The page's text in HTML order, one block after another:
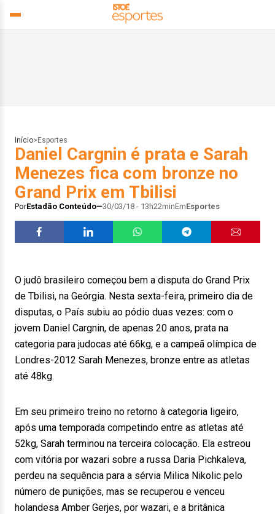
Início> Esportes
Daniel Cargnin é prata e Sarah
Menezes fica com bronze no
Grand Prix em Tbilisi
PorEstadão Conteúdo 30/03/18 - 13h22minEmEsportes
O judô brasileiro começou bem a disputa do Grand Prix
de Tbilisi, na Geórgia. Nesta sexta-feira, primeiro dia de
disputas, o País subiu ao pódio duas vezes: com o
jovem Daniel Cargnin, de apenas 20 anos, prata na
categoria para judocas até 66kg, e a campeã olímpica de
Londres-2012 Sarah Menezes, bronze entre as atletas
até 48kg.
Em seu primeiro treino no retorno à categoria ligeiro,
após uma temporada competindo entre as atletas até
52kg, Sarah terminou na terceira colocação. Ela estreou
com vitória por wazari sobre a russa Daria Pichkaleva,
perdeu na sequência para a sérvia Milica Nikolic pelo
número de punições, mas se recuperou e venceu
holandesa Amber Gerjes, por wazari, e a britânica